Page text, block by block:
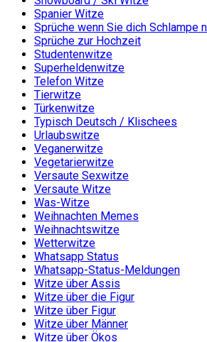
Spanier Witze
Sprüche wenn Sie dich Schlampe
Sprüche zur Hochzeit
Studentenwitze
Superheldenwitze
Telefon Witze
Tierwitze
Türkenwitze
Typisch Deutsch / Klischees
Urlaubswitze
Veganerwitze
Vegetarierwitze
Versaute Sexwitze
Versaute Witze
Was-Witze
Weihnachten Memes
Weihnachtswitze
Wetterwitze
Whatsapp Status
Whatsapp-Status-Meldungen
Witze über Assis
Witze über die Figur
Witze über Figur
Witze über Männer
Witze über Ökos